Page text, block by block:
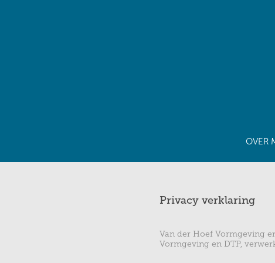
OVER
Privacy verklaring
Van der Hoef Vormgeving
Vormgeving en DTP,